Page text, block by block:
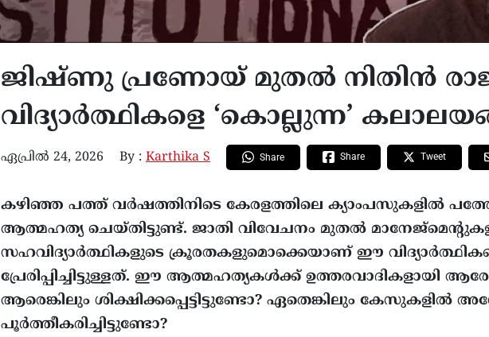
ജിഷ്ണു പ്രണോയ് മുതൽ നിതിൻ
വിദ്യാർത്ഥികളെ ‘കൊല്ലുന്ന’
ഏപ്രിൽ 24, 2026 By : Karthika S Share Share Tweet
കഴിഞ്ഞ പത്ത് വർഷത്തിനിടെ കേരളത്തിലെ ക്യാംപസുകളിൽ
ആത്മഹത്യ ചെയ്തിട്ടുണ്ട്. ജാതി വിവേചനം മുതൽ
സഹവിദ്യാർത്ഥികളുടെ ക്രൂരതകളുമൊക്കെയാണ് ഈ
പ്രേരിപ്പിച്ചിട്ടുള്ളത്. ഈ ആത്മഹത്യകൾക്ക് ഉത്തരവാദികളായി
ആരെങ്കിലും ശിക്ഷിക്കപ്പെട്ടിട്ടുണ്ടോ? ഏതെങ്കിലും കേസുകളിൽ
പൂർത്തീകരിച്ചിട്ടുണ്ടോ?